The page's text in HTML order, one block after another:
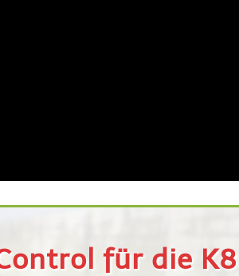
für die K8